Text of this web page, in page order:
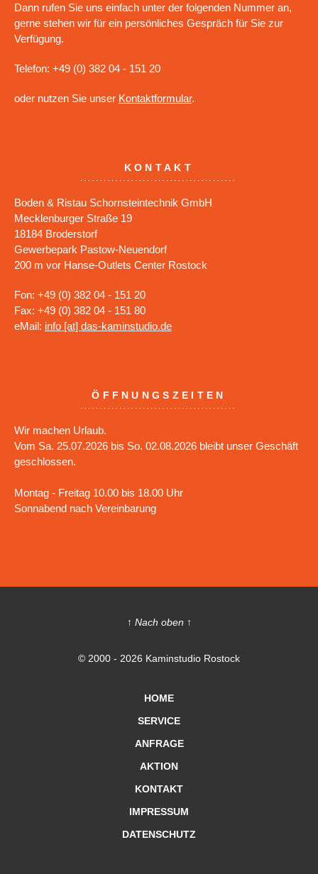
Dann rufen Sie uns einfach unter der folgenden Nummer an,
gerne stehen wir für ein persönliches Gespräch für Sie zur
Verfügung.
Telefon: +49 (0) 382 04 - 151 20
oder nutzen Sie unser Kontaktformular.
KONTAKT
Boden & Ristau Schornsteintechnik GmbH
Mecklenburger Straße 19
18184 Broderstorf
Gewerbepark Pastow-Neuendorf
200 m vor Hanse-Outlets Center Rostock
Fon: +49 (0) 382 04 - 151 20
Fax: +49 (0) 382 04 - 151 80
eMail: info [at] das-kaminstudio.de
ÖFFNUNGSZEITEN
Wir machen Urlaub.
Vom Sa. 25.07.2026 bis So. 02.08.2026 bleibt unser Geschäft
geschlossen.
Montag - Freitag 10.00 bis 18.00 Uhr
Sonnabend nach Vereinbarung
↑ Nach oben ↑
© 2000 - 2026 Kaminstudio Rostock
HOME
SERVICE
ANFRAGE
AKTION
KONTAKT
IMPRESSUM
DATENSCHUTZ